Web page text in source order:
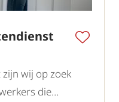
wij op zoek
die